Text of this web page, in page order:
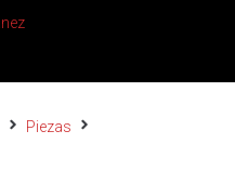
Piezas